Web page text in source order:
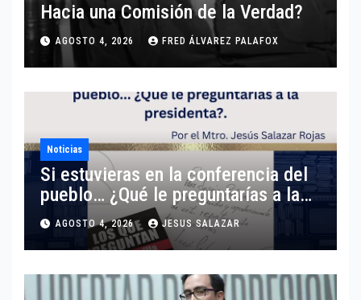
Hacia una Comisión de la Verdad?
AGOSTO 4, 2026 FRED ÁLVAREZ PALAFOX
Noticias
Si estuvieras en la conferencia del
pueblo… ¿Qué le preguntarías a la
presidenta?
AGOSTO 4, 2026 JESUS SALAZAR